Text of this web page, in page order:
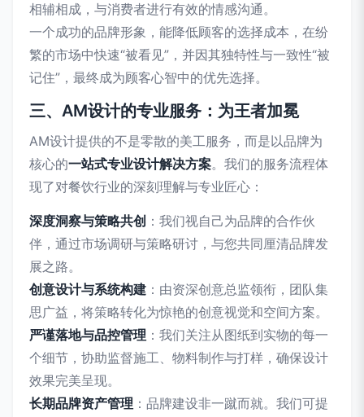
相辅相成，与消费者进行有效的情感沟通。
一个成功的品牌形象，能降低顾客的选择成本，在纷
繁的市场中快速“被看见”，并因其独特性与一致性“被
记住”，最终成为顾客心智中的优先选择。
三、AM设计的专业服务：为王者加冕
AM设计提供的不是零散的美工服务，而是以品牌为
核心的一站式专业设计解决方案。我们的服务流程体
现了对餐饮行业的深刻理解与专业匠心：
深度洞察与策略共创 ：我们视自己为品牌的合作伙
伴，通过市场调研与策略研讨，与您共同厘清品牌发
展之路。
创意设计与系统构建 ：由资深创意总监领衔，团队集
思广益，将策略转化为惊艳的创意视觉和空间方案。
严谨落地与品控管理 ：我们关注从图纸到实物的每一
个细节，协助监督施工、物料制作与打样，确保设计
效果完美呈现。
长期品牌资产管理 ：品牌建设非一蹴而就。我们可提